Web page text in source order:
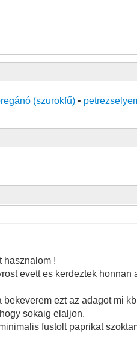
(szurokfű)•
hasznalom !
evett es kerdeztek honnan
ezt az adagot mi
sokaig elaljon.
fustolt paprikat